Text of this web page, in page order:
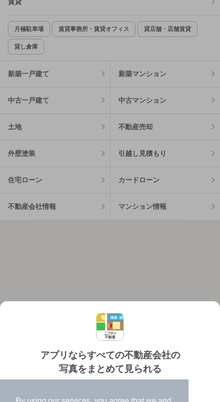
アプリならすべての不動産会社の
写真をまとめて見られる
月極駐車場 賃貸事務所・賃貸オフィス 貸店舗・店舗賃貸
貸し倉庫
新築一戸建て 新築マンション
中古一戸建て 中古マンション
土地 不動産売却
外壁塗装 引越し見積もり
住宅ローン カードローン
不動産会社情報 マンション情報
個人情報保護ポリシー 利用規約